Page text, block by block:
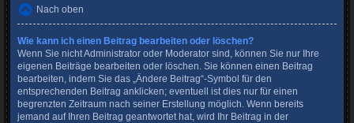
Nach oben
Wie kann ich einen Beitrag bearbeiten oder löschen?
Wenn Sie nicht Administrator oder Moderator sind, können Sie nur Ihre
eigenen Beiträge bearbeiten oder löschen. Sie können einen Beitrag
bearbeiten, indem Sie das „Ändere Beitrag“-Symbol für den
entsprechenden Beitrag anklicken; eventuell ist dies nur für einen
begrenzten Zeitraum nach seiner Erstellung möglich. Wenn bereits
jemand auf Ihren Beitrag geantwortet hat, wird Ihr Beitrag in der